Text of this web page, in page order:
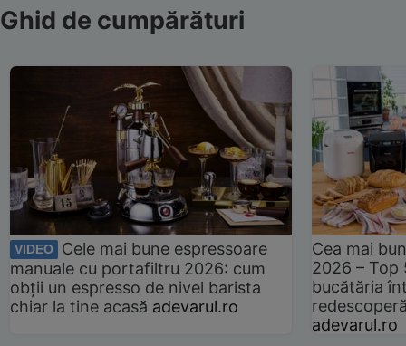
Ghid de cumpărături
VIDEO
Cele mai bune espressoare
manuale cu portafiltru 2026: cum
obții un espresso de nivel barista
chiar la tine acasă adevarul.ro
Cea mai
2026 –
bucătăria
adevarul.ro